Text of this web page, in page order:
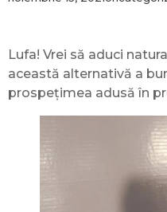
Lufa! Vrei să aduci
această alternativă a
prospețimea adusă în